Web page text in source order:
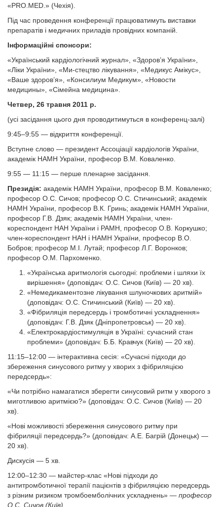
«PRO.МЕD.» (Чехія).
Під час проведення конференції працюватимуть виставки
препаратів і медичних приладів провідних компаній.
Інформаційні спонсори:
«Український кардіологічний журнал», «Здоров’я України»,
«Ліки України», «Ми-стецтво лікування», «Медикус Амікус»,
«Ваше здоров’я», «Консилиум Медикум», «Новости
медицины», «Сімейна медицина».
Четвер, 26 травня 2011 р.
(усі засідання цього дня проводитимуться в конференц-залі)
9:45–9:55 — відкриття конференції.
Вступне слово — президент Ассоціації кардіологів України,
академік НАМН України, професор В.М. Коваленко.
9:55 — 11:15 — перше пленарне засідання.
Президія: академік НАМН України, професор В.М. Коваленко;
професор О.С. Сичов; професор О.С. Стичинський; академік
НАМН України, професор В.К. Гринь; академік НАМН України,
професор Г.В. Дзяк; академік НАМН України, член-
кореспондент НАН України і РАМН, професор О.В. Коркушко;
член-кореспондент НАН і НАМН України, професор В.О.
Бобров; професор М.І. Лутай; професор Л.Г. Воронков;
професор О.М. Пархоменко.
«Українська аритмологія сьогодні: проб­леми і шляхи їх
вирішення» (доповідач: О.С. Сичов (Київ) — 20 хв).
«Немедикаментозне лікування шлуночкових аритмій»
(доповідач: О.С. Стичинський (Київ) — 20 хв).
«Фібриляція передсердь і тромботичні ускладнення»
(доповідач: Г.В. Дзяк (Дніпропетровськ) — 20 хв).
«Електрокардіостимуляція в Україні: сучасний стан
проблеми» (доповідач: Б.Б. Кравчук (Київ) — 20 хв).
11:15–12:00 — інтерактивна сесія: «Сучасні підходи до
збереження синусового ритму у хворих з фібриляцією
передсердь»:
«Чи потрібно намагатися зберегти синусовий ритм у хворого з
миготливою аритмією?» (доповідач: О.С. Сичов (Київ) — 20
хв).
«Нові можливості збереження синусового ритму при
фібриляції передсердь?» (доповідач: А.Е. Багрій (Донецьк) —
20 хв).
Дискусія — 5 хв.
12:00–12:30 — майстер-клас «Нові підходи до
антитромботичної терапії пацієнтів з фібриляцією передсердь
з різним ризиком тромбоемболічних ускладнень» — професор
О.С. Сичов (Київ).